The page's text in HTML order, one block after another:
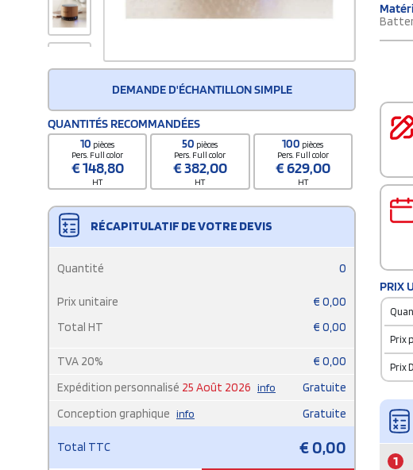
DEMANDE D'ÉCHANTILLON SIMPLE
QUANTITÉS RECOMMANDÉES
10 pièces
Pers. Full color
€148,80
HT
50 pièces
Pers. Full color
€382,00
HT
100 pièces
Pers. Full color
€629,00
HT
RÉCAPITULATIF DE VOTRE DEVIS
Quantité 0
Prix unitaire € 0,00
Total HT
€ 0,00
TVA 20% € 0,00
Expédition personnalisé 25 Août 2026 info
Gratuite
Conception graphique info Gratuite
Total TTC €0,00
PRIX
Prix
Prix
1